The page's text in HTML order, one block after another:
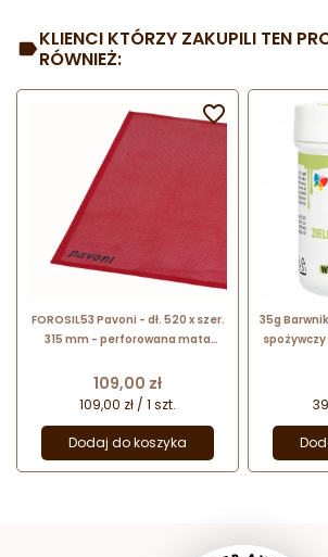
KLIENCI KTÓRZY ZAKUPILI TEN
RÓWNIEŻ:
FOROSIL53 Pavoni - dł. 520 x szer.
315 mm - perforowana mata
Cena
109,00 zł
109,00 zł / 1 szt.
Dodaj do koszyka

35g
spożywczy